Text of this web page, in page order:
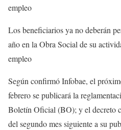
empleo
Los beneficiarios ya no deberán
año en la Obra Social de su
empleo
Según confirmó Infobae, el
febrero se publicará la
Boletín Oficial (BO); y el decreto
del segundo mes siguiente a su